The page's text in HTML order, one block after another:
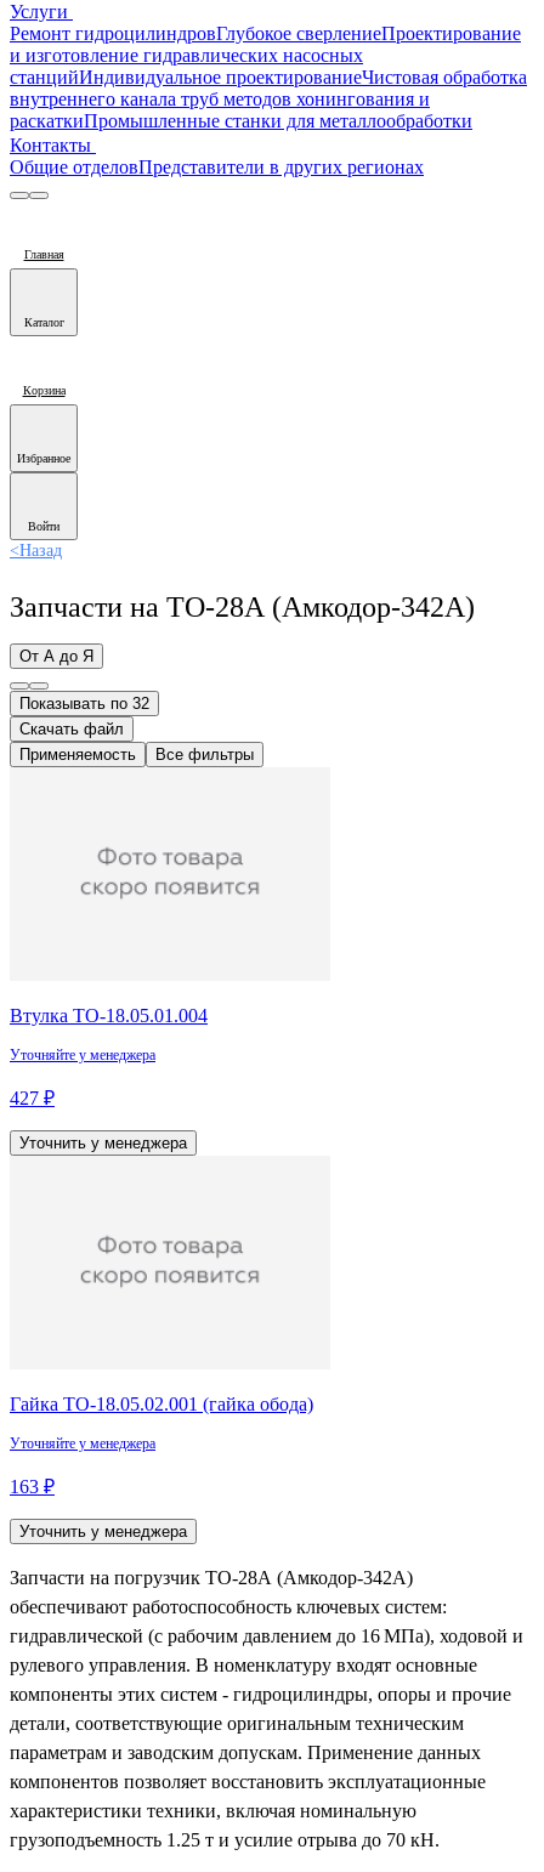
Услуги
Ремонт гидроцилиндровГлубокое сверлениеПроектирование
и изготовление гидравлических насосных
станцийИндивидуальное проектированиеЧистовая обработка
внутреннего канала труб методов хонингования и
раскаткиПромышленные станки для металлообработки
Контакты
Общие отделовПредставители в других регионах
Главная
Каталог
Корзина
Избранное
Войти
<Назад
Запчасти на ТО-28А (Амкодор-342А)
От А до Я
Показывать по 32
Скачать файл
Применяемость
Все фильтры
Втулка ТО-18.05.01.004
Уточняйте у менеджера
427 ₽
Уточнить у менеджера
Гайка ТО-18.05.02.001 (гайка обода)
Уточняйте у менеджера
163 ₽
Уточнить у менеджера
Запчасти на погрузчик ТО‑28А (Амкодор‑342А)
обеспечивают работоспособность ключевых систем:
гидравлической (с рабочим давлением до 16 МПа), ходовой и
рулевого управления. В номенклатуру входят основные
компоненты этих систем - гидроцилиндры, опоры и прочие
детали, соответствующие оригинальным техническим
параметрам и заводским допускам. Применение данных
компонентов позволяет восстановить эксплуатационные
характеристики техники, включая номинальную
грузоподъемность 1.25 т и усилие отрыва до 70 кН.